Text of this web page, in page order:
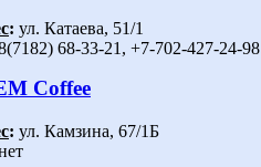
: ул. Катаева, 51/1
68-33-21, +7-702-427-24-98
Coffee
: ул. Камзина, 67/1Б